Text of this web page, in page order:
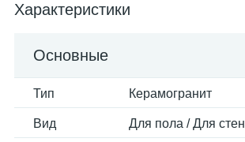
Характеристики
Основные
Тип Керамогранит
Вид Для пола / Для стен